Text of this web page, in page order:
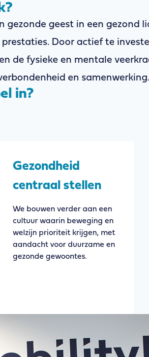
gezonde geest in een gezond
Door actief te
de fysieke en mentale
en samenwerking.
in?
Gezondheid
centraal stellen
We bouwen verder aan een
cultuur waarin beweging en
welzijn prioriteit krijgen, met
aandacht voor duurzame en
gezonde gewoontes.